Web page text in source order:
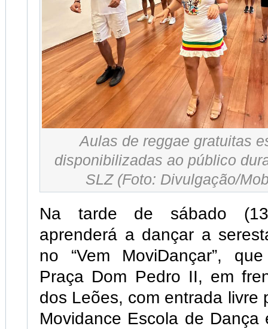
Aulas de reggae gratuitas
disponibilizadas ao público
SLZ (Foto: Divulgação/
Na tarde de sábado
aprenderá a dançar a
no “Vem MoviDançar”,
Praça Dom Pedro II, em
dos Leões, com entrada livre
Movidance Escola de Dança